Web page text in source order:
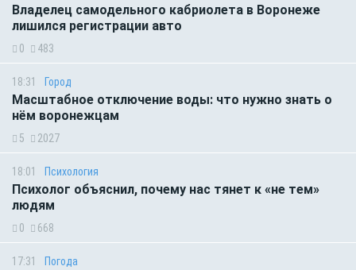
Владелец самодельного кабриолета в Воронеже
лишился регистрации авто
0 483
18:31 Город
Масштабное отключение воды: что нужно знать о
нём воронежцам
5 2027
18:01 Психология
Психолог объяснил, почему нас тянет к «не тем»
людям
0 668
17:31 Погода